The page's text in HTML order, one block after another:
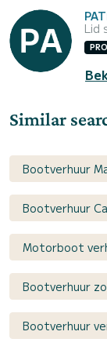
Lid
PRO
Similar
Bootverhuur
Bootverhuur
Motorboot
Bootverhuur
Bootverhuur